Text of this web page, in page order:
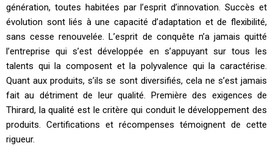
génération, toutes habitées par l’esprit d’innovation. Succès et
évolution sont liés à une capacité d’adaptation et de flexibilité,
sans cesse renouvelée. L’esprit de conquête n’a jamais quitté
l’entreprise qui s’est développée en s’appuyant sur tous les
talents qui la composent et la polyvalence qui la caractérise.
Quant aux produits, s’ils se sont diversifiés, cela ne s’est jamais
fait au détriment de leur qualité. Première des exigences de
Thirard, la qualité est le critère qui conduit le développement des
produits. Certifications et récompenses témoignent de cette
rigueur.